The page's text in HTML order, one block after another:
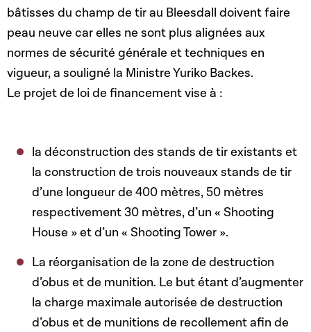
bâtisses du champ de tir au Bleesdall doivent faire
peau neuve car elles ne sont plus alignées aux
normes de sécurité générale et techniques en
vigueur, a souligné la Ministre Yuriko Backes.
Le projet de loi de financement vise à :
la déconstruction des stands de tir existants et
la construction de trois nouveaux stands de tir
d’une longueur de 400 mètres, 50 mètres
respectivement 30 mètres, d’un « Shooting
House » et d’un « Shooting Tower ».
La réorganisation de la zone de destruction
d’obus et de munition. Le but étant d’augmenter
la charge maximale autorisée de destruction
d’obus et de munitions de recollement afin de